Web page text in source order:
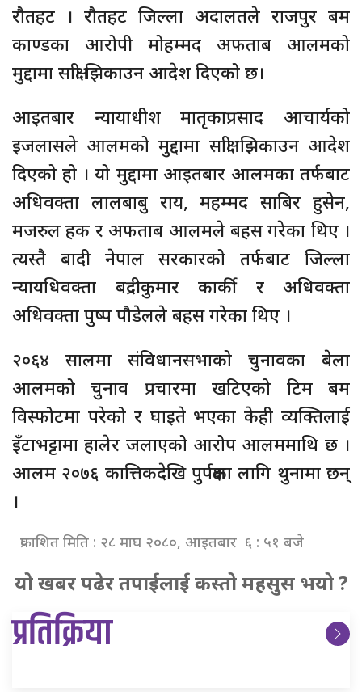
रौतहट । रौतहट जिल्ला अदालतले राजपुर बम
काण्डका आरोपी मोहम्मद अफताब आलमको
मुद्दामा साक्षी झिकाउन आदेश दिएको छ।
आइतबार न्यायाधीश मातृकाप्रसाद आचार्यको
इजलासले आलमको मुद्दामा साक्षी झिकाउन आदेश
दिएको हो । यो मुद्दामा आइतबार आलमका तर्फबाट
अधिवक्ता लालबाबु राय, महम्मद साबिर हुसेन,
मजरुल हक र अफताब आलमले बहस गरेका थिए ।
त्यस्तै बादी नेपाल सरकारको तर्फबाट जिल्ला
न्यायधिवक्ता बद्रीकुमार कार्की र अधिवक्ता
अधिवक्ता पुष्प पौडेलले बहस गरेका थिए ।
२०६४ सालमा संविधानसभाको चुनावका बेला
आलमको चुनाव प्रचारमा खटिएको टिम बम
विस्फोटमा परेको र घाइते भएका केही व्यक्तिलाई
इँटाभट्टामा हालेर जलाएको आरोप आलममाथि छ ।
आलम २०७६ कात्तिकदेखि पुर्पक्षका लागि थुनामा छन्
।
प्रकाशित मिति : २८ माघ २०८०, आइतबार ६ : ५१ बजे
यो खबर पढेर तपाईलाई कस्तो महसुस भयो ?
प्रतिक्रिया